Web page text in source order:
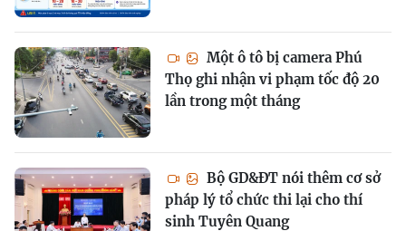
Một ô tô bị camera Phú
Thọ ghi nhận vi phạm tốc độ 20
lần trong một tháng
Bộ GD&ĐT nói thêm cơ sở
pháp lý tổ chức thi lại cho thí
sinh Tuyên Quang